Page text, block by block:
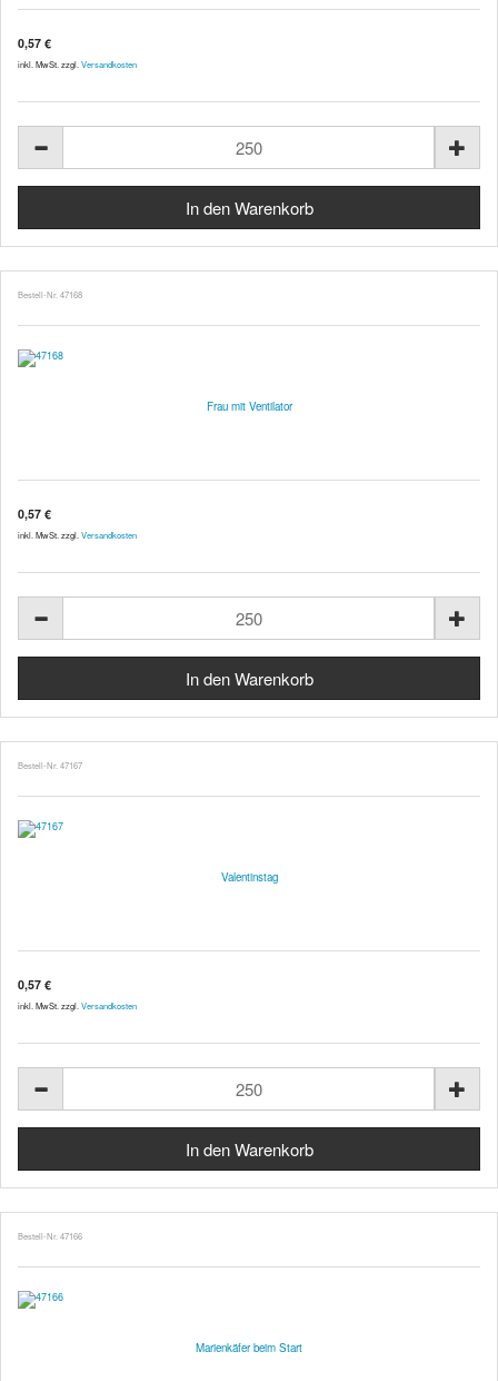
0,57 €
inkl. MwSt. zzgl. Versandkosten
Bestell-Nr. 47168
Frau mit Ventilator
0,57 €
inkl. MwSt. zzgl. Versandkosten
Bestell-Nr. 47167
Valentinstag
0,57 €
inkl. MwSt. zzgl. Versandkosten
Bestell-Nr. 47166
Marienkäfer beim Start